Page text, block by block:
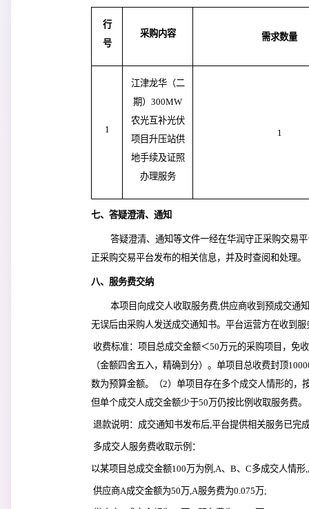
行
号
采购内容 需求数量
1
江津龙华（二
期）300MW
农光互补光伏
项目升压站供
地手续及证照
办理服务
1
七、答疑澄清、通知
答疑澄清、通知等文件一经在华润守正采购交易
正采购交易平台发布的相关信息，并及时查阅和处理。
八、服务费交纳
本项目向成交人收取服务费,供应商收到预成交通
无误后由采购人发送成交通知书。平台运营方在收到
（金额四舍五入，精确到分）。单项目总收费封顶
数为预算金额。（2）单项目存在多个成交人情形的，
但单个成交人成交金额少于50万仍按比例收取服务费。
退款说明：成交通知书发布后,平台提供相关服务已完
多成交人服务费收取示例：
以某项目总成交金额100万为例,A、B、C多成交人情形
供应商A成交金额为50万,A服务费为0.075万;